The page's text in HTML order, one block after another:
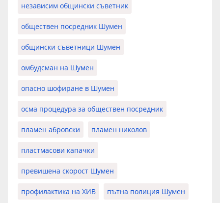
независим общински съветник
обществен посредник Шумен
общински съветници Шумен
омбудсман на Шумен
опасно шофиране в Шумен
осма процедура за обществен посредник
пламен абровски пламен николов
пластмасови капачки
превишена скорост Шумен
профилактика на ХИВ пътна полиция Шумен